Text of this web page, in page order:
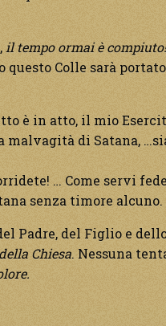
il tempo ormai è compiuto!
questo Colle sarà
è in atto, il mio
malvagità di Satana,
… Come servi
senza timore alcuno.
Padre, del Figlio e
Chiesa. Nessuna